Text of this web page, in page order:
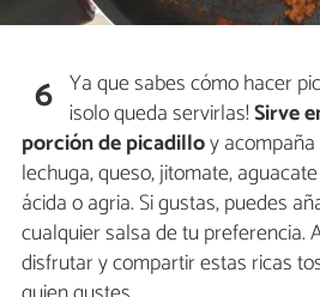
6 Ya que sabes cómo hacer
¡solo queda servirlas!Sirve
porción de picadilloy
lechuga, queso, jitomate,
ácida o agria. Si gustas, puedes
cualquier salsa de tu preferencia.
disfrutar y compartir estas ricas